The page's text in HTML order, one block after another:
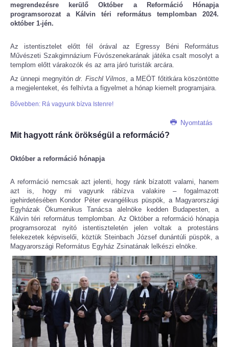
megrendezésre kerülő Október a Reformáció Hónapja
programsorozat a Kálvin téri református templomban 2024.
október 1-jén.
Az istentisztelet előtt fél órával az Egressy Béni Református
Művészeti Szakgimnázium Fúvószenekarának játéka csalt mosolyt a
templom előtt várakozók és az arra járó turisták arcára.
Az ünnepi megnyitóndr. Fischl Vilmos , a MEÖT főtitkára köszöntötte
a megjelenteket, és felhívta a figyelmet a hónap kiemelt programjaira.
Bővebben: Rá vagyunk bízva Istenre!
Nyomtatás
Mit hagyott ránk örökségül a reformáció?
Október a reformáció hónapja
A reformáció nemcsak azt jelenti, hogy ránk bízatott valami, hanem
azt is, hogy mi vagyunk rábízva valakire – fogalmazott
igehirdetésében Kondor Péter evangélikus püspök, a Magyarországi
Egyházak Ökumenikus Tanácsa alelnöke kedden Budapesten, a
Kálvin téri református templomban. Az Október a reformáció hónapja
programsorozat nyitó istentiszteletén jelen voltak a protestáns
felekezetek képviselői, köztük Steinbach József dunántúli püspök, a
Magyarországi Református Egyház Zsinatának lelkészi elnöke.